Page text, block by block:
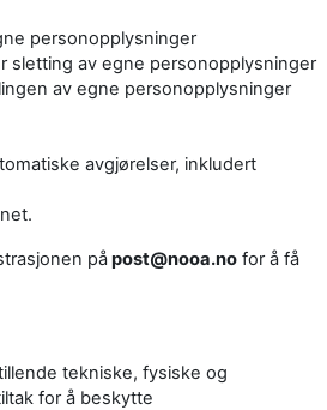
personopplysninger
sletting av egne personopplysninger
av egne personopplysninger
avgjørelser, inkludert
påpost@nooa.no for å få
tekniske, fysiske og
for å beskytte